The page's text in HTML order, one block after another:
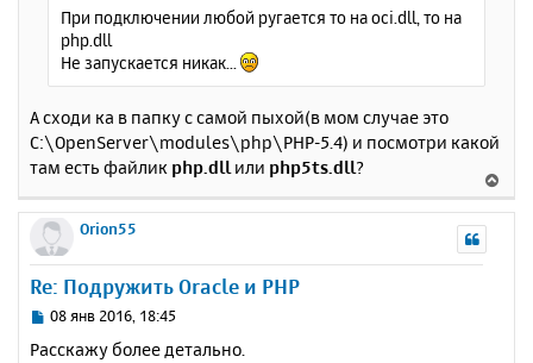
При подключении любой ругается то на oci.dll, то на
php.dll
Не запускается никак...
А сходи ка в папку с самой пыхой(в мом случае это
C:\OpenServer\modules\php\PHP-5.4) и посмотри какой
там есть файлик php.dllили php5ts.dll?
е
Orion55
Re: Подружить Oracle и PHP
С
о
08 янв 2016, 18:45
Расскажу более детально.